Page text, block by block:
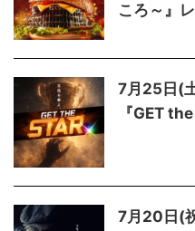
ころ～』
7月25日(
『GET
7月20日(